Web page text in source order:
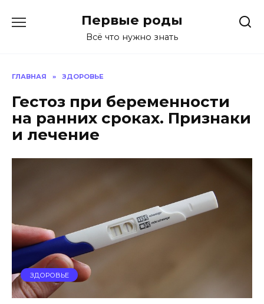
Первые роды
Всё что нужно знать
ГЛАВНАЯ » ЗДОРОВЬЕ
Гестоз при беременности
на ранних сроках. Признаки
и лечение
ЗДОРОВЬЕ